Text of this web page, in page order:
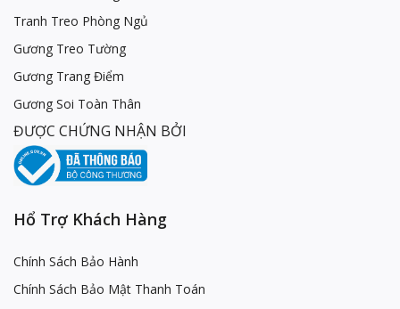
Tranh Treo Phòng Ngủ
Gương Treo Tường
Gương Trang Điểm
Gương Soi Toàn Thân
ĐƯỢC CHỨNG NHẬN BỞI
Hổ Trợ Khách Hàng
Chính Sách Bảo Hành
Chính Sách Bảo Mật Thanh Toán